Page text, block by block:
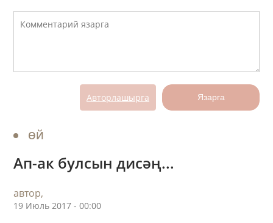
Авторлашырга Язарга
ӨЙ
Ап-ак булсын дисәң...
автор,
19 Июль 2017 - 00:00